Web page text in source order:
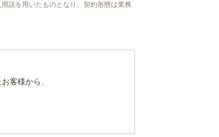
語を用いたものとなり、契約形態は業務
客様から、